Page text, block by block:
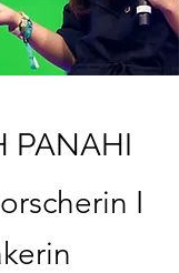
PANAHI
I